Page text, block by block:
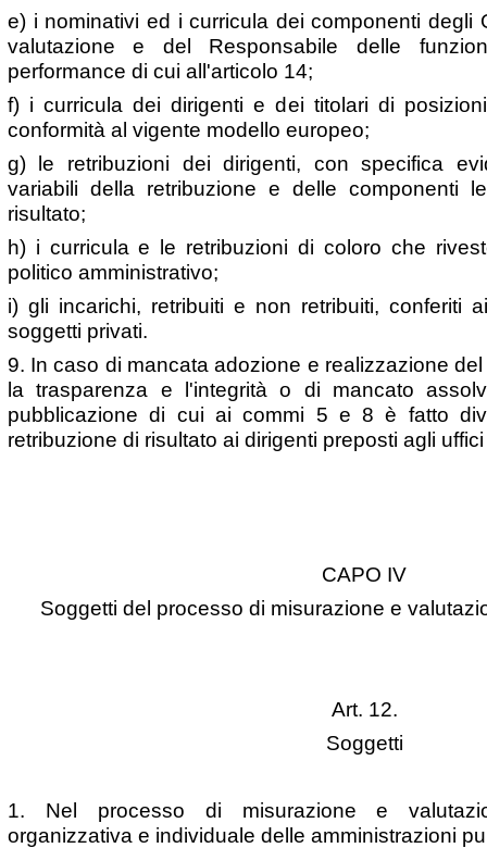
e) i nominativi ed i curricula dei componenti degli
valutazione e del Responsabile delle
performance di cui all'articolo 14;
f) i curricula dei dirigenti e dei titolari di
conformità al vigente modello europeo;
g) le retribuzioni dei dirigenti, con specifica
variabili della retribuzione e delle componenti
risultato;
h) i curricula e le retribuzioni di coloro che
politico amministrativo;
i) gli incarichi, retribuiti e non retribuiti, conferiti
soggetti privati.
9. In caso di mancata adozione e realizzazione
la trasparenza e l'integrità o di mancato
pubblicazione di cui ai commi 5 e 8 è fatto
retribuzione di risultato ai dirigenti preposti agli
CAPO IV
Soggetti del processo di misurazione e
Art. 12.
Soggetti
1. Nel processo di misurazione e
organizzativa e individuale delle amministrazioni